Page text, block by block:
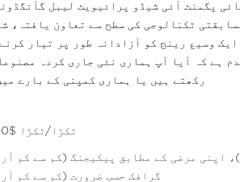
ٹکنالوجی کی سطح سے تعاون یافتہ،
وسیع رینج کو آزادانہ طور پر تیار
ہے کہ آیا آپ ہماری نئی جاری کردہ
رکھتے ہیں یا ہماری کمپنی کے بارے
1 ٹکڑا/ٹکڑا $4.00 - $4.40
گرافک حسب ضرورت (کم سے کم آرڈر: 50